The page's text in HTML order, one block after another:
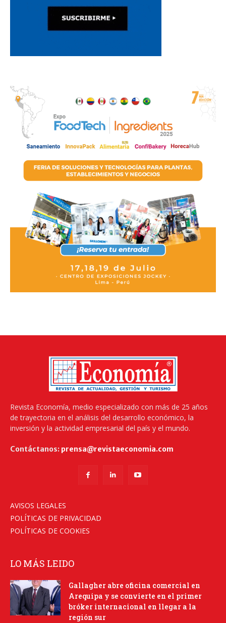
Revista Economía, medio especializado con más de 25 años
de trayectoria en el análisis del desarrollo económico, la
inversión y la actividad empresarial del país y el mundo.
Contáctanos: prensa@revistaeconomia.com
AVISOS LEGALES
POLÍTICAS DE PRIVACIDAD
POLÍTICAS DE COOKIES
LO MÁS LEIDO
Gallagher abre oficina comercial en
Arequipa y se convierte en el primer
bróker internacional en llegar a la
región sur